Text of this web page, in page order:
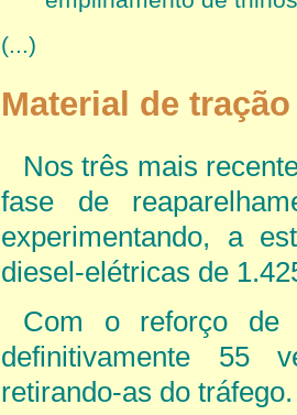
(...)
Material de
Nos três mais
fase de
experimentando, a
diesel-elétricas de
Com o reforço de
definitivamente 55
retirando-as do tráfego.